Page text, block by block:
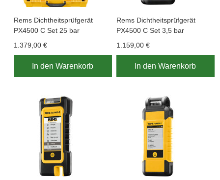
Rems Dichtheitsprüfgerät
PX4500 C Set 25 bar
1.379,00 €
In den Warenkorb
Rems Dichtheitsprüfgerät
PX4500 C Set 3,5 bar
1.159,00 €
In den Warenkorb